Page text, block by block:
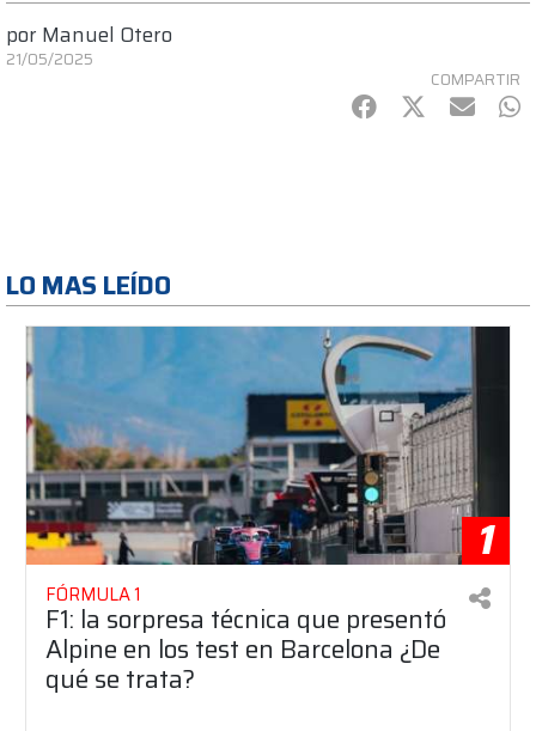
por Manuel Otero
21/05/2025
COMPARTIR
Facebook
Twitter
mail
LO MAS LEÍDO
1
FÓRMULA 1
F1: la sorpresa técnica que presentó
Alpine en los test en Barcelona ¿De
qué se trata?